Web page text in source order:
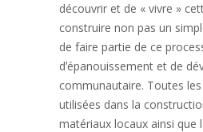
découvrir et de « vivre »
construire non pas un
de faire partie de ce
dʼépanouissement et de
communautaire. Toutes
utilisées dans la
matériaux locaux ainsi que